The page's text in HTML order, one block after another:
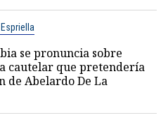
se pronuncia sobre
cautelar que pretendería
de Abelardo De La